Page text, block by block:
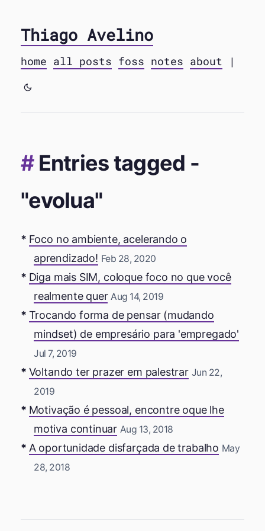
Thiago Avelino
home all posts foss notes about |
Entries tagged -
"evolua"
Foco no ambiente, acelerando o
aprendizado! Feb 28, 2020
Diga mais SIM, coloque foco no que você
realmente quer Aug 14, 2019
Trocando forma de pensar (mudando
mindset) de empresário para 'empregado'
Jul 7, 2019
Voltando ter prazer em palestrar Jun 22,
2019
Motivação é pessoal, encontre oque lhe
motiva continuar Aug 13, 2018
A oportunidade disfarçada de trabalho May
28, 2018